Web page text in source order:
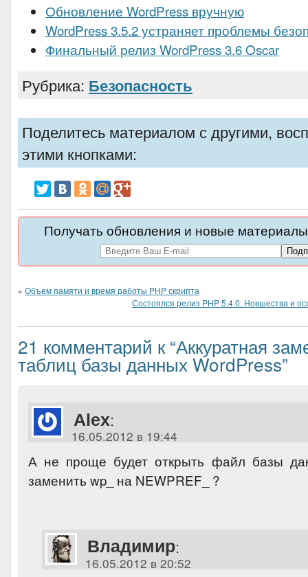
Обновление WordPress вручную
WordPress 3.5.2 устраняет проблемы
Финальный релиз WordPress 3.6 Oscar
Рубрика: Безопасность
Поделитесь материалом с другими,
этими кнопками:
Получать обновления и новые
« Объем памяти и время работы PHP скрипта
Состоялся релиз PHP 5.4.0. Новшества и
21 комментарий к “Аккуратная
таблиц базы данных WordPress”
Alex:
16.05.2012 в 19:44
А не проще будет открыть файл базы
заменить wp_ на NEWPREF_ ?
Владимир:
16.05.2012 в 20:52